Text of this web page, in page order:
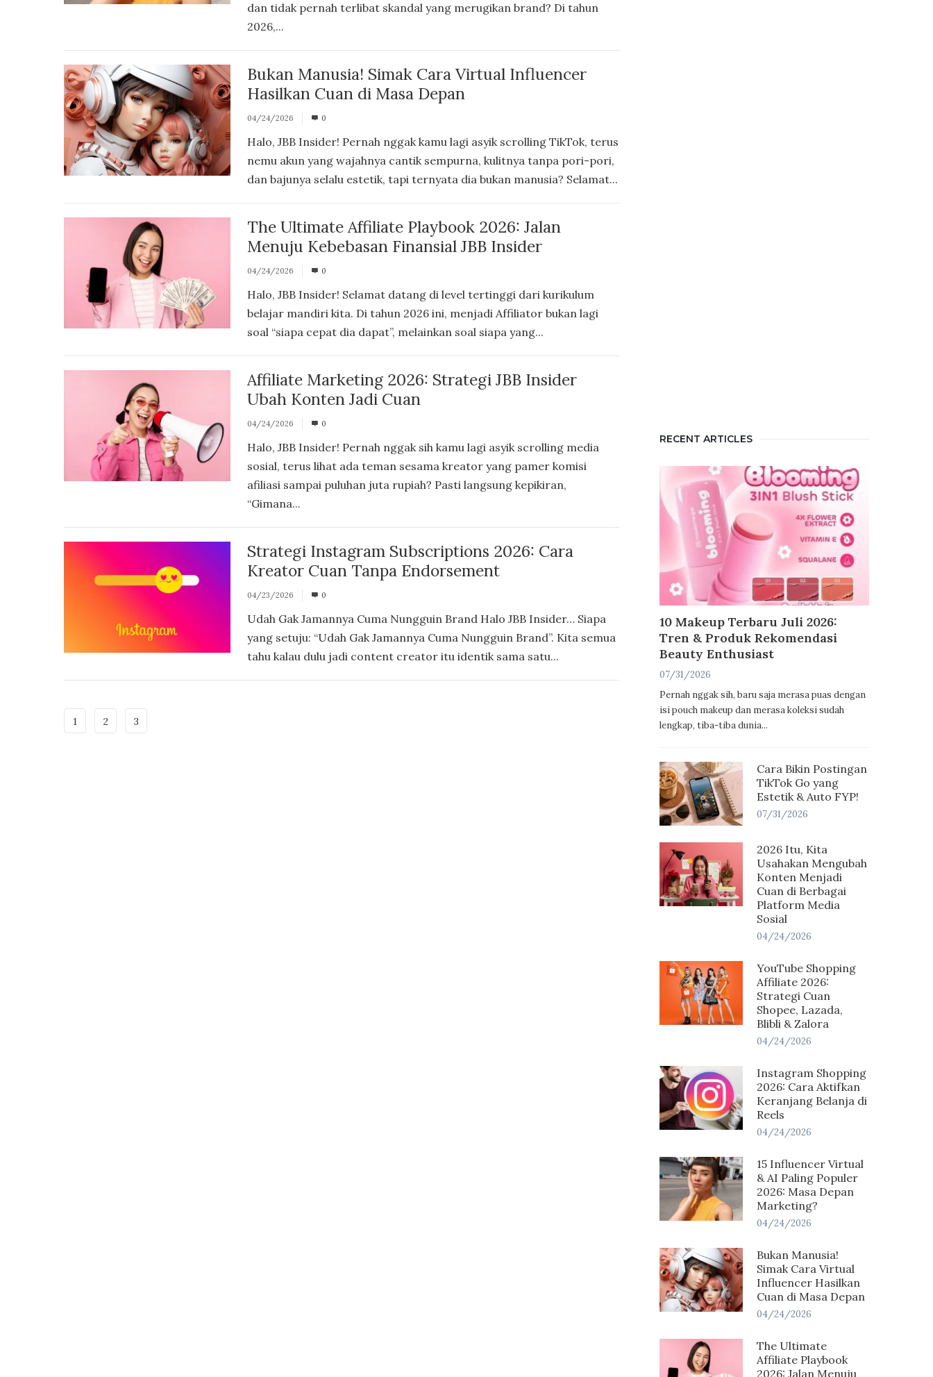
dan tidak pernah terlibat skandal yang merugikan brand? Di tahun
2026,...
Bukan Manusia! Simak Cara Virtual Influencer
Hasilkan Cuan di Masa Depan
04/24/2026 0
Halo, JBB Insider! Pernah nggak kamu lagi asyik scrolling TikTok, terus
nemu akun yang wajahnya cantik sempurna, kulitnya tanpa pori-pori,
dan bajunya selalu estetik, tapi ternyata dia bukan manusia? Selamat...
The Ultimate Affiliate Playbook 2026: Jalan
Menuju Kebebasan Finansial JBB Insider
04/24/2026 0
Halo, JBB Insider! Selamat datang di level tertinggi dari kurikulum
belajar mandiri kita. Di tahun 2026 ini, menjadi Affiliator bukan lagi
soal “siapa cepat dia dapat”, melainkan soal siapa yang...
Affiliate Marketing 2026: Strategi JBB Insider
Ubah Konten Jadi Cuan
04/24/2026 0
Halo, JBB Insider! Pernah nggak sih kamu lagi asyik scrolling media
sosial, terus lihat ada teman sesama kreator yang pamer komisi
afiliasi sampai puluhan juta rupiah? Pasti langsung kepikiran,
“Gimana...
Strategi Instagram Subscriptions 2026: Cara
Kreator Cuan Tanpa Endorsement
04/23/2026 0
Udah Gak Jamannya Cuma Nungguin Brand Halo JBB Insider… Siapa
yang setuju: “Udah Gak Jamannya Cuma Nungguin Brand”. Kita semua
tahu kalau dulu jadi content creator itu identik sama satu...
1 2 3
RECENT ARTICLES
10 Makeup Terbaru Juli 2026:
Tren & Produk Rekomendasi
Beauty Enthusiast
07/31/2026
Pernah nggak sih, baru saja merasa puas dengan
isi pouch makeup dan merasa koleksi sudah
lengkap, tiba-tiba dunia...
Cara Bikin Postingan
TikTok Go yang
Estetik & Auto FYP!
07/31/2026
2026 Itu, Kita
Usahakan Mengubah
Konten Menjadi
Cuan di Berbagai
Platform Media
Sosial
04/24/2026
YouTube Shopping
Affiliate 2026:
Strategi Cuan
Shopee, Lazada,
Blibli & Zalora
04/24/2026
Instagram Shopping
2026: Cara Aktifkan
Keranjang Belanja di
Reels
04/24/2026
15 Influencer Virtual
& AI Paling Populer
2026: Masa Depan
Marketing?
04/24/2026
Bukan Manusia!
Simak Cara Virtual
Influencer Hasilkan
Cuan di Masa Depan
04/24/2026
The Ultimate
Affiliate Playbook
2026: Jalan Menuju